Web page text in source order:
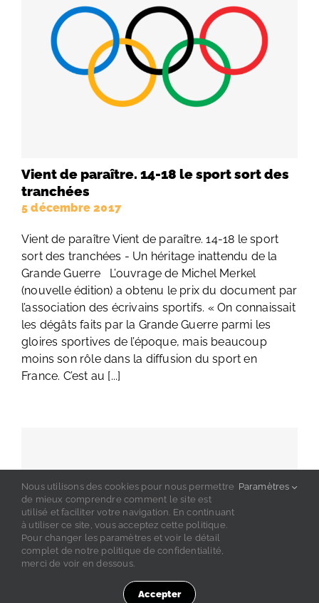
Vient de paraître. 14-18 le sport sort des
tranchées
5 décembre 2017
Vient de paraître Vient de paraître. 14-18 le sport
sort des tranchées - Un héritage inattendu de la
Grande Guerre L’ouvrage de Michel Merkel
(nouvelle édition) a obtenu le prix du document par
l’association des écrivains sportifs. « On connaissait
les dégâts faits par la Grande Guerre parmi les
gloires sportives de l’époque, mais beaucoup
moins son rôle dans la diffusion du sport en
France. C’est au [...]
Nous utilisons des cookies pour nous permettre
de mieux comprendre comment le site est
utilisé et faciliter votre navigation. En continuant
à utiliser ce site, vous acceptez cette politique.
Pour changer les paramètres et voir le détail
complet de notre politique de confidentialité,
merci de voir en dessous.
Paramètres
Accepter